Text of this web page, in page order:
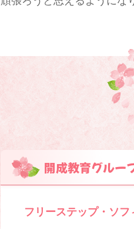
開成教育グルー
フリーステップ・ソフ